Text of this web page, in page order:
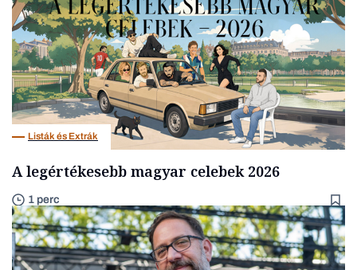
Listák és Extrák
A legértékesebb magyar celebek 2026
1 perc